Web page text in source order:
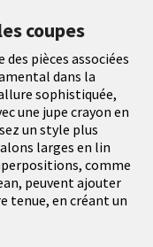
coupes
pièces associées
dans la
sophistiquée,
une jupe crayon en
un style plus
larges en lin
comme
peuvent ajouter
tenue, en créant un